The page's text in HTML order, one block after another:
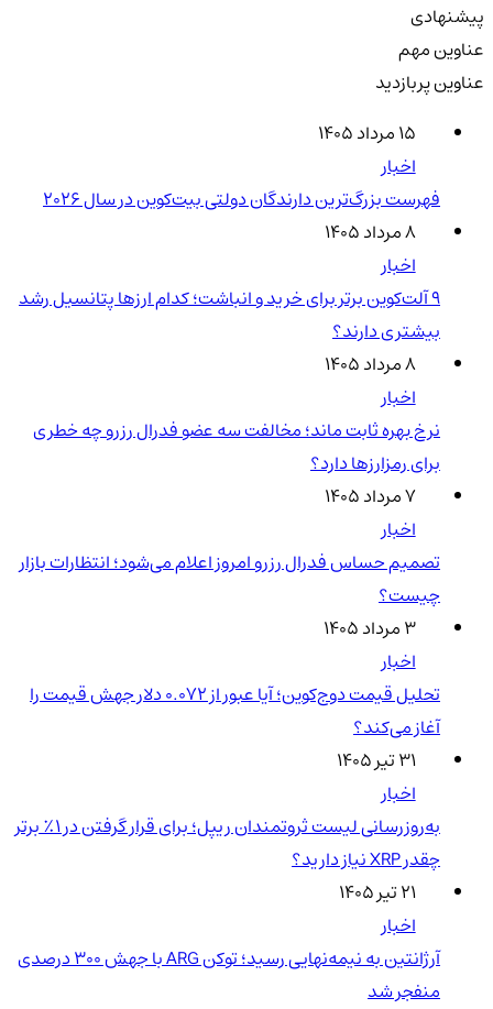
پیشنهادی
عناوین مهم
عناوین پربازدید
۱۵ مرداد ۱۴۰۵
اخبار
فهرست بزرگ‌ترین دارندگان دولتی بیت‌کوین در سال 2026
۸ مرداد ۱۴۰۵
اخبار
۹ آلت‌کوین برتر برای خرید و انباشت؛ کدام ارزها پتانسیل رشد
بیشتری دارند؟
۸ مرداد ۱۴۰۵
اخبار
نرخ بهره ثابت ماند؛ مخالفت سه عضو فدرال رزرو چه خطری
برای رمزارزها دارد؟
۷ مرداد ۱۴۰۵
اخبار
تصمیم حساس فدرال رزرو امروز اعلام می‌شود؛ انتظارات بازار
چیست؟
۳ مرداد ۱۴۰۵
اخبار
تحلیل قیمت دوج‌کوین؛ آیا عبور از ۰.۰۷۲ دلار جهش قیمت را
آغاز می‌کند؟
۳۱ تیر ۱۴۰۵
اخبار
به‌روزرسانی لیست ثروتمندان ریپل؛ برای قرار گرفتن در ۱٪ برتر
چقدر XRP نیاز دارید؟
۲۱ تیر ۱۴۰۵
اخبار
آرژانتین به نیمه‌نهایی رسید؛ توکن ARG با جهش ۳۰۰ درصدی
منفجر شد